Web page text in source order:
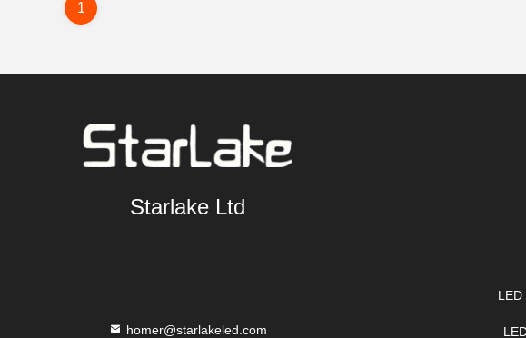
1
Starlake Ltd
homer@starlakeled.com